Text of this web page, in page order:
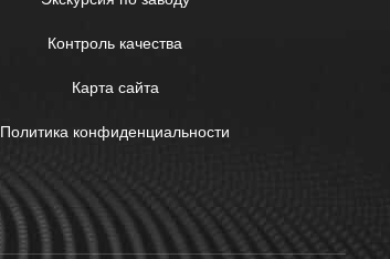
Контроль качества
Карта сайта
Политика конфиденциальности